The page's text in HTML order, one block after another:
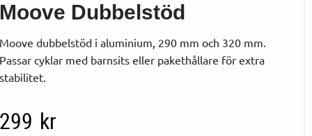
Moove Dubbelstöd
Moove dubbelstöd i aluminium, 290 mm och 320 mm.
Passar cyklar med barnsits eller pakethållare för extra
stabilitet.
299 kr